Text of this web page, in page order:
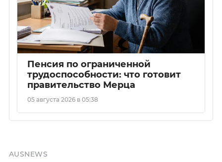
Пенсия по ограниченной
трудоспособности: что готовит
правительство Мерца
05 августа 2026 в 05:38
AUSNEWS